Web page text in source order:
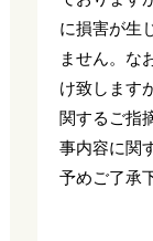
に損害が生
ません。な
け致します
関するご指
事内容に関
予めご了承